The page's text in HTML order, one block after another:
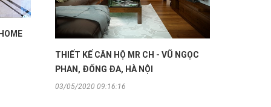
THIẾT KẾ CĂN HỘ MR CH - VŨ NGỌC
PHAN, ĐỐNG ĐA, HÀ NỘI
03/05/2020 09:16:16